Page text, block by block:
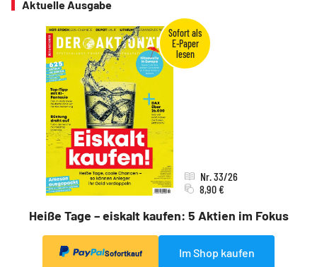
Aktuelle Ausgabe
Heiße Tage – eiskalt kaufen: 5 Aktien im Fokus
Nr. 33/26
8,90 €
Sofortkauf Im Shop kaufen